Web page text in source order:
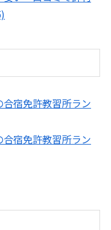
宿免許教習所ラン
宿免許教習所ラン